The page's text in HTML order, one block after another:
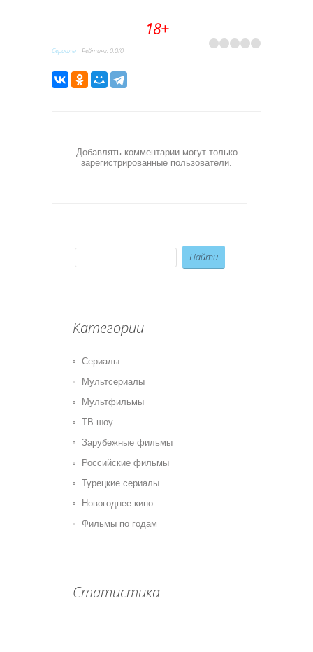
18+
Сериалы Рейтинг:0.0/0
Добавлять комментарии могут только
зарегистрированные пользователи.
Категории
Сериалы
Мультсериалы
Мультфильмы
ТВ-шоу
Зарубежные фильмы
Российские фильмы
Турецкие сериалы
Новогоднее кино
Фильмы по годам
Статистика